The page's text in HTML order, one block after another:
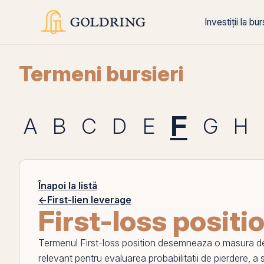
Investiții la
Termeni bursieri
A B C D E F G H
Înapoi la listă
←First-lien leverage
First-loss
Termenul First-loss position desemneaza o masura
relevant pentru evaluarea probabilitatii de pierdere,